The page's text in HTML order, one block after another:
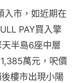
入市，如近期在
PAY買入擎
半島6座中層
萬元，呎價
樓市出現小陽